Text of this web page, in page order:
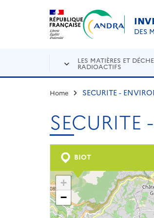
Aller au contenu principal
DES
LES MATIÈRES ET
RADIOACTIFS
Home SECURITE -
BIOT
+
−